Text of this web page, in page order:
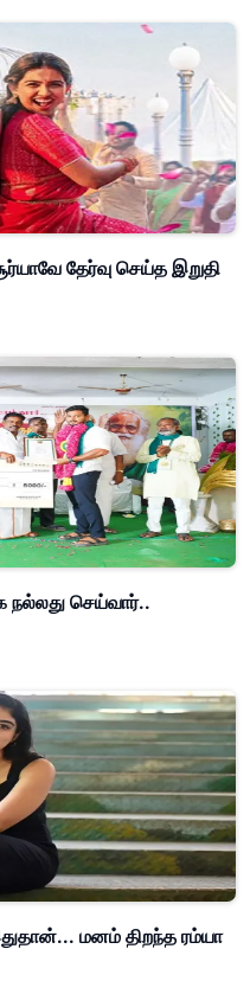
தேர்வு செய்த இறுதி
நல்லது செய்வார்..
மனம் திறந்த ரம்யா